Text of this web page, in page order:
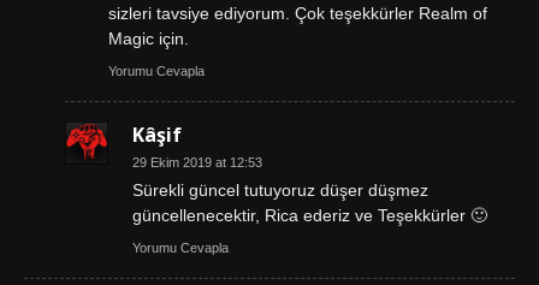
sizleri tavsiye ediyorum. Çok teşekkürler Realm of
Magic için.
Yorumu Cevapla
Kâşif
29 Ekim 2019 at 12:53
Sürekli güncel tutuyoruz düşer düşmez
güncellenecektir, Rica ederiz ve Teşekkürler 🙂
Yorumu Cevapla